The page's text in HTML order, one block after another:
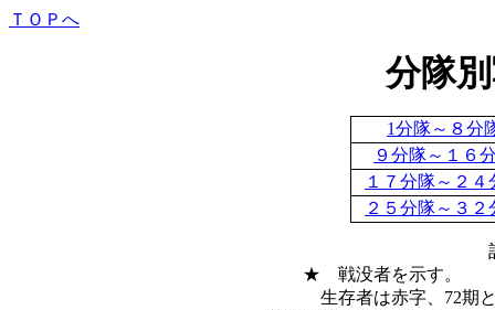
ＴＯＰへ
分隊
1分隊～８分
９分隊～１６
１７分隊～２４
２５分隊～３２
★ 戦没者を示す
生存者は赤字、72期